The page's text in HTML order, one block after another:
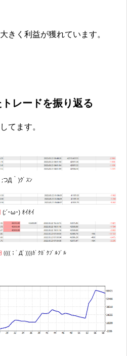
きく利益が獲れています。
レードを振り返る
てます。